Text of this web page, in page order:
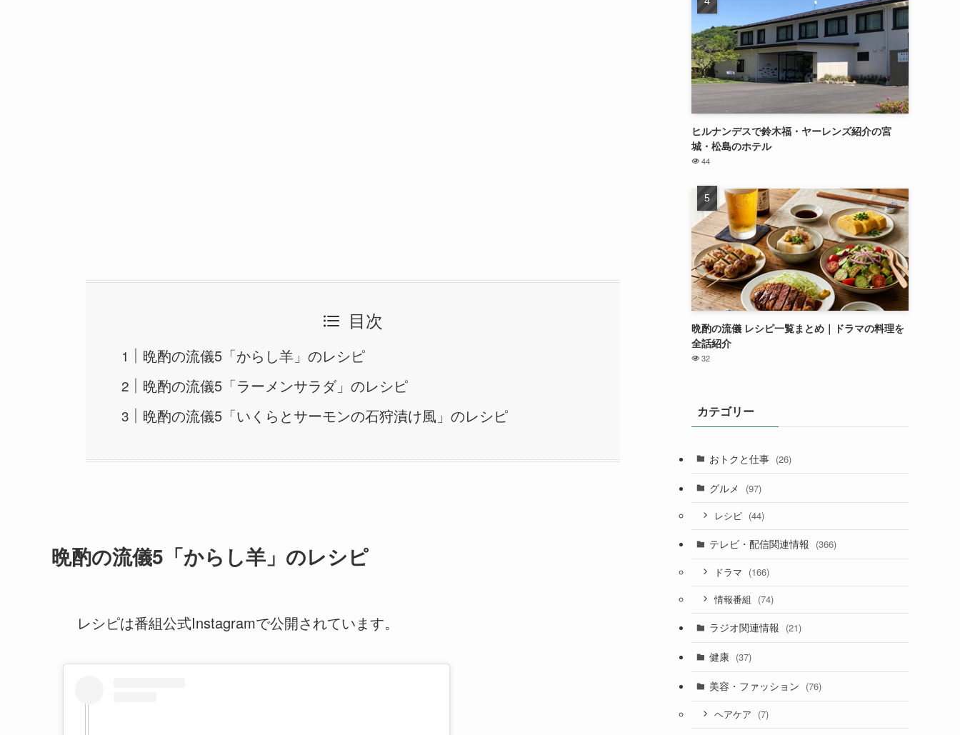
目次
晩酌の流儀5「からし羊」のレシピ
晩酌の流儀5「ラーメンサラダ」のレシピ
晩酌の流儀5「いくらとサーモンの石狩漬け風」のレシピ
晩酌の流儀5「からし羊」のレシピ
レシピは番組公式Instagramで公開されています。
ヒルナンデスで鈴木福・ヤーレンズ紹介の宮
城・松島のホテル
44
晩酌の流儀 レシピ一覧まとめ｜ドラマの料理を
全話紹介
32
カテゴリー
おトクと仕事 (26)
グルメ (97)
レシピ (44)
テレビ・配信関連情報 (366)
ドラマ (166)
情報番組 (74)
ラジオ関連情報 (21)
健康 (37)
美容・ファッション (76)
ヘアケア (7)